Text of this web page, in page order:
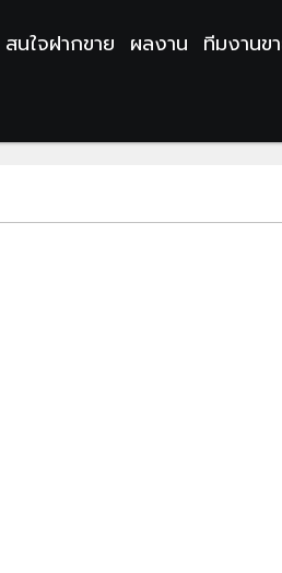
สนใจฝากขาย ผลงาน ทีมงานข
นน 3 ด้าน เหมาะทำ